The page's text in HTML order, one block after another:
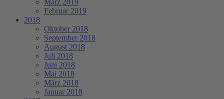
März 2019
Februar 2019
2018
Oktober 2018
September 2018
August 2018
Juli 2018
Juni 2018
Mai 2018
März 2018
Januar 2018